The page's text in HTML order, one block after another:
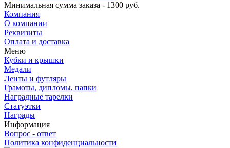
Минимальная сумма заказа - 1300 руб.
Компания
О компании
Реквизиты
Оплата и доставка
Меню
Кубки и крышки
Медали
Ленты и футляры
Грамоты, дипломы, папки
Наградные тарелки
Статуэтки
Награды
Информация
Вопрос - ответ
Политика конфиденциальности